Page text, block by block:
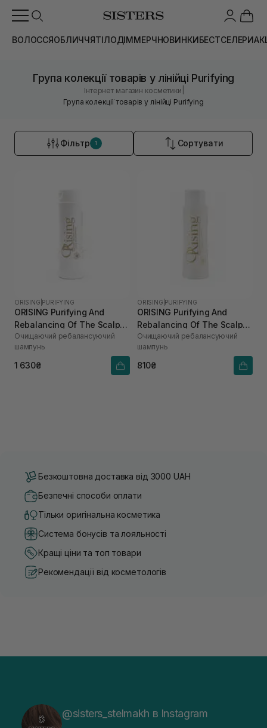
ВОЛОССЯОБЛИЧЧЯТІЛОДІММЕРЧНОВИНКИБЕСТСЕЛЕРИ
Група колекції товарів у лінійці Purifying
Інтернет магазин косметики
Група колекції товарів у лінійці Purifying
Фільтр 1 Сортувати
ORISING PURIFYING
ORISING Purifying And
Rebalancing Of The Scalp
Shampoo 250 мл
Очищаючий ребалансуючий
шампунь
1 630₴
ORISING PURIFYING
ORISING Purifying And
Rebalancing Of The Scalp
Shampoo 100 мл
Очищаючий ребалансуючий
шампунь
810₴
Безкоштовна доставка від 3000 UAH
Безпечні способи оплати
Тільки оригінальна косметика
Система бонусів та лояльності
Кращі ціни та топ товари
Рекомендації від косметологів
@sisters_stelmakh в Instagram